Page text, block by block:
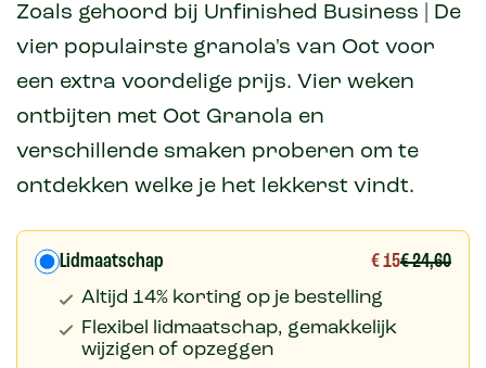
Zoals gehoord bij Unfinished Business | De
vier populairste granola's van Oot voor
een extra voordelige prijs. Vier weken
ontbijten met Oot Granola en
verschillende smaken proberen om te
ontdekken welke je het lekkerst vindt.
Lidmaatschap € 15€ 24,60
Altijd 14% korting op je bestelling
Flexibel lidmaatschap, gemakkelijk
wijzigen of opzeggen